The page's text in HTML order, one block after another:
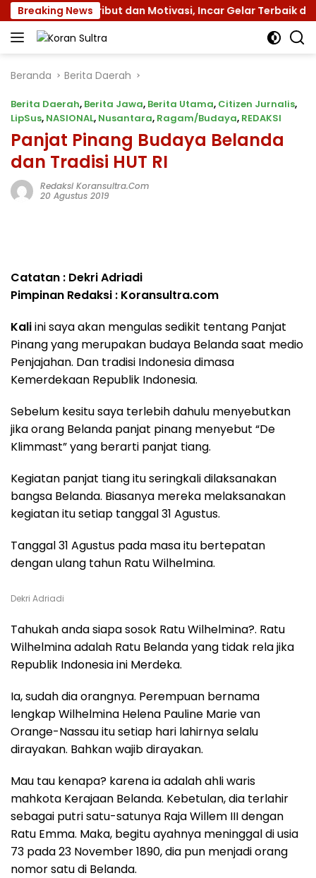
Langsung
ke
konten
Breaking News
dengan Atribut dan Motivasi, Incar Gelar Terbaik di Sultra
Beranda Berita Daerah
Berita Daerah, Berita Jawa, Berita Utama, Citizen Jurnalis,
LipSus, NASIONAL, Nusantara, Ragam/Budaya, REDAKSI
Panjat Pinang Budaya Belanda
dan Tradisi HUT RI
Redaksi Koransultra.com
20 Agustus 2019
Catatan : Dekri Adriadi
Pimpinan Redaksi : Koransultra.com
Kaliini saya akan mengulas sedikit tentang Panjat
Pinang yang merupakan budaya Belanda saat medio
Penjajahan. Dan tradisi Indonesia dimasa
Kemerdekaan Republik Indonesia.
Sebelum kesitu saya terlebih dahulu menyebutkan
jika orang Belanda panjat pinang menyebut “De
Klimmast” yang berarti panjat tiang.
Kegiatan panjat tiang itu seringkali dilaksanakan
bangsa Belanda. Biasanya mereka melaksanakan
kegiatan itu setiap tanggal 31 Agustus.
Tanggal 31 Agustus pada masa itu bertepatan
dengan ulang tahun Ratu Wilhelmina.
Dekri Adriadi
Tahukah anda siapa sosok Ratu Wilhelmina?. Ratu
Wilhelmina adalah Ratu Belanda yang tidak rela jika
Republik Indonesia ini Merdeka.
Ia, sudah dia orangnya. Perempuan bernama
lengkap Wilhelmina Helena Pauline Marie van
Orange-Nassau itu setiap hari lahirnya selalu
dirayakan. Bahkan wajib dirayakan.
Mau tau kenapa? karena ia adalah ahli waris
mahkota Kerajaan Belanda. Kebetulan, dia terlahir
sebagai putri satu-satunya Raja Willem III dengan
Ratu Emma. Maka, begitu ayahnya meninggal di usia
73 pada 23 November 1890, dia pun menjadi orang
nomor satu di Belanda.